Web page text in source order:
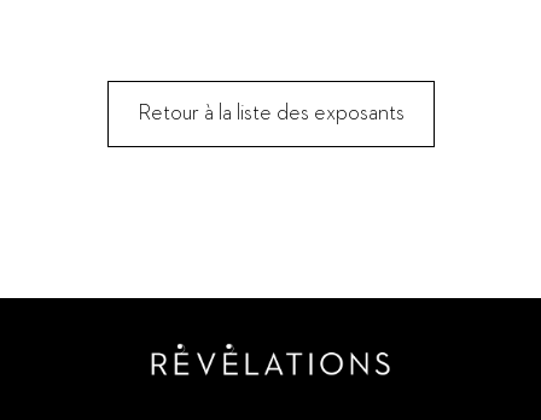
Retour à la liste des exposants